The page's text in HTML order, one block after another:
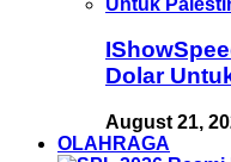
Dolar
August 21,
OLAHRAGA